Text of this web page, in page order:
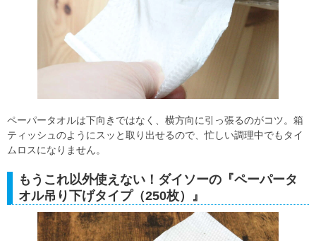
ペーパータオルは下向きではなく、横方向に引っ張るのがコツ。箱
ティッシュのようにスッと取り出せるので、忙しい調理中でもタイ
ムロスになりません。
もうこれ以外使えない！ダイソーの『ペーパータ
オル吊り下げタイプ（250枚）』